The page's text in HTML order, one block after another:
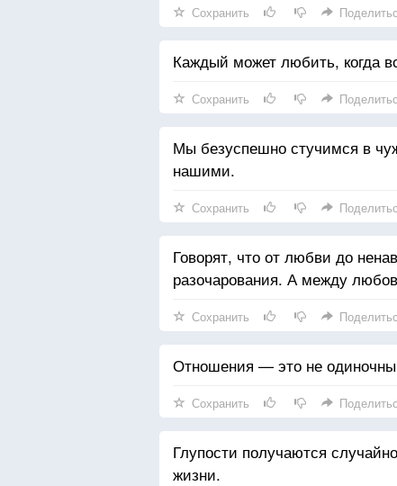
Сохранить
Каждый может любить, когда
Сохранить
Мы безуспешно стучимся в
нашими.
Сохранить
Говорят, что от любви до
разочарования. А между
Сохранить
Отношения — это не
Сохранить
Глупости получаются
жизни.